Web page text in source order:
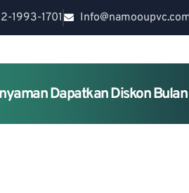
1993-1701
nyaman Dapatkan Diskon